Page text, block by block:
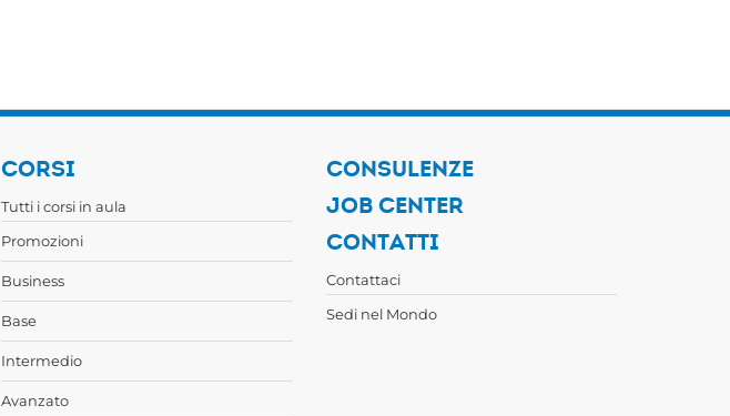
CORSI
Tutti i corsi in aula
Promozioni
Business
Base
Intermedio
Avanzato
CONSULENZE
JOB CENTER
CONTATTI
Contattaci
Sedi nel Mondo